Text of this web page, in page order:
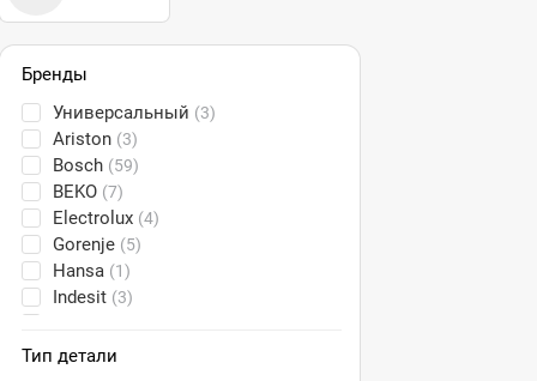
Бренды
Универсальный (3)
Ariston (3)
Bosch (59)
BEKO (7)
Electrolux (4)
Gorenje (5)
Hansa (1)
Indesit (3)
Samsung
Тип детали